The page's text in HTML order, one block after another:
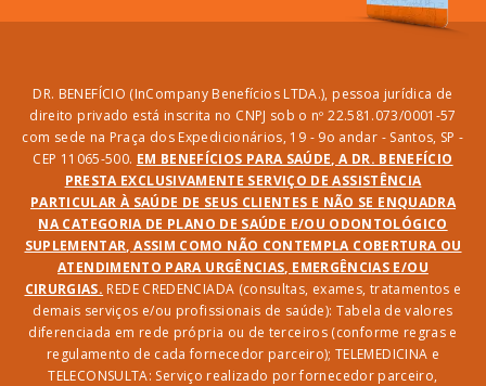
DR. BENEFÍCIO (InCompany Benefícios LTDA.), pessoa jurídica de
direito privado está inscrita no CNPJ sob o nº 22.581.073/0001-57
com sede na Praça dos Expedicionários, 19 - 9o andar - Santos, SP -
CEP 11065-500. EM BENEFÍCIOS PARA SAÚDE, A DR. BENEFÍCIO
PRESTA EXCLUSIVAMENTE SERVIÇO DE ASSISTÊNCIA
PARTICULAR À SAÚDE DE SEUS CLIENTES E NÃO SE ENQUADRA
NA CATEGORIA DE PLANO DE SAÚDE E/OU ODONTOLÓGICO
SUPLEMENTAR, ASSIM COMO NÃO CONTEMPLA COBERTURA OU
ATENDIMENTO PARA URGÊNCIAS, EMERGÊNCIAS E/OU
CIRURGIAS. REDE CREDENCIADA (consultas, exames, tratamentos e
demais serviços e/ou profissionais de saúde): Tabela de valores
diferenciada em rede própria ou de terceiros (conforme regras e
regulamento de cada fornecedor parceiro); TELEMEDICINA e
TELECONSULTA: Serviço realizado por fornecedor parceiro,